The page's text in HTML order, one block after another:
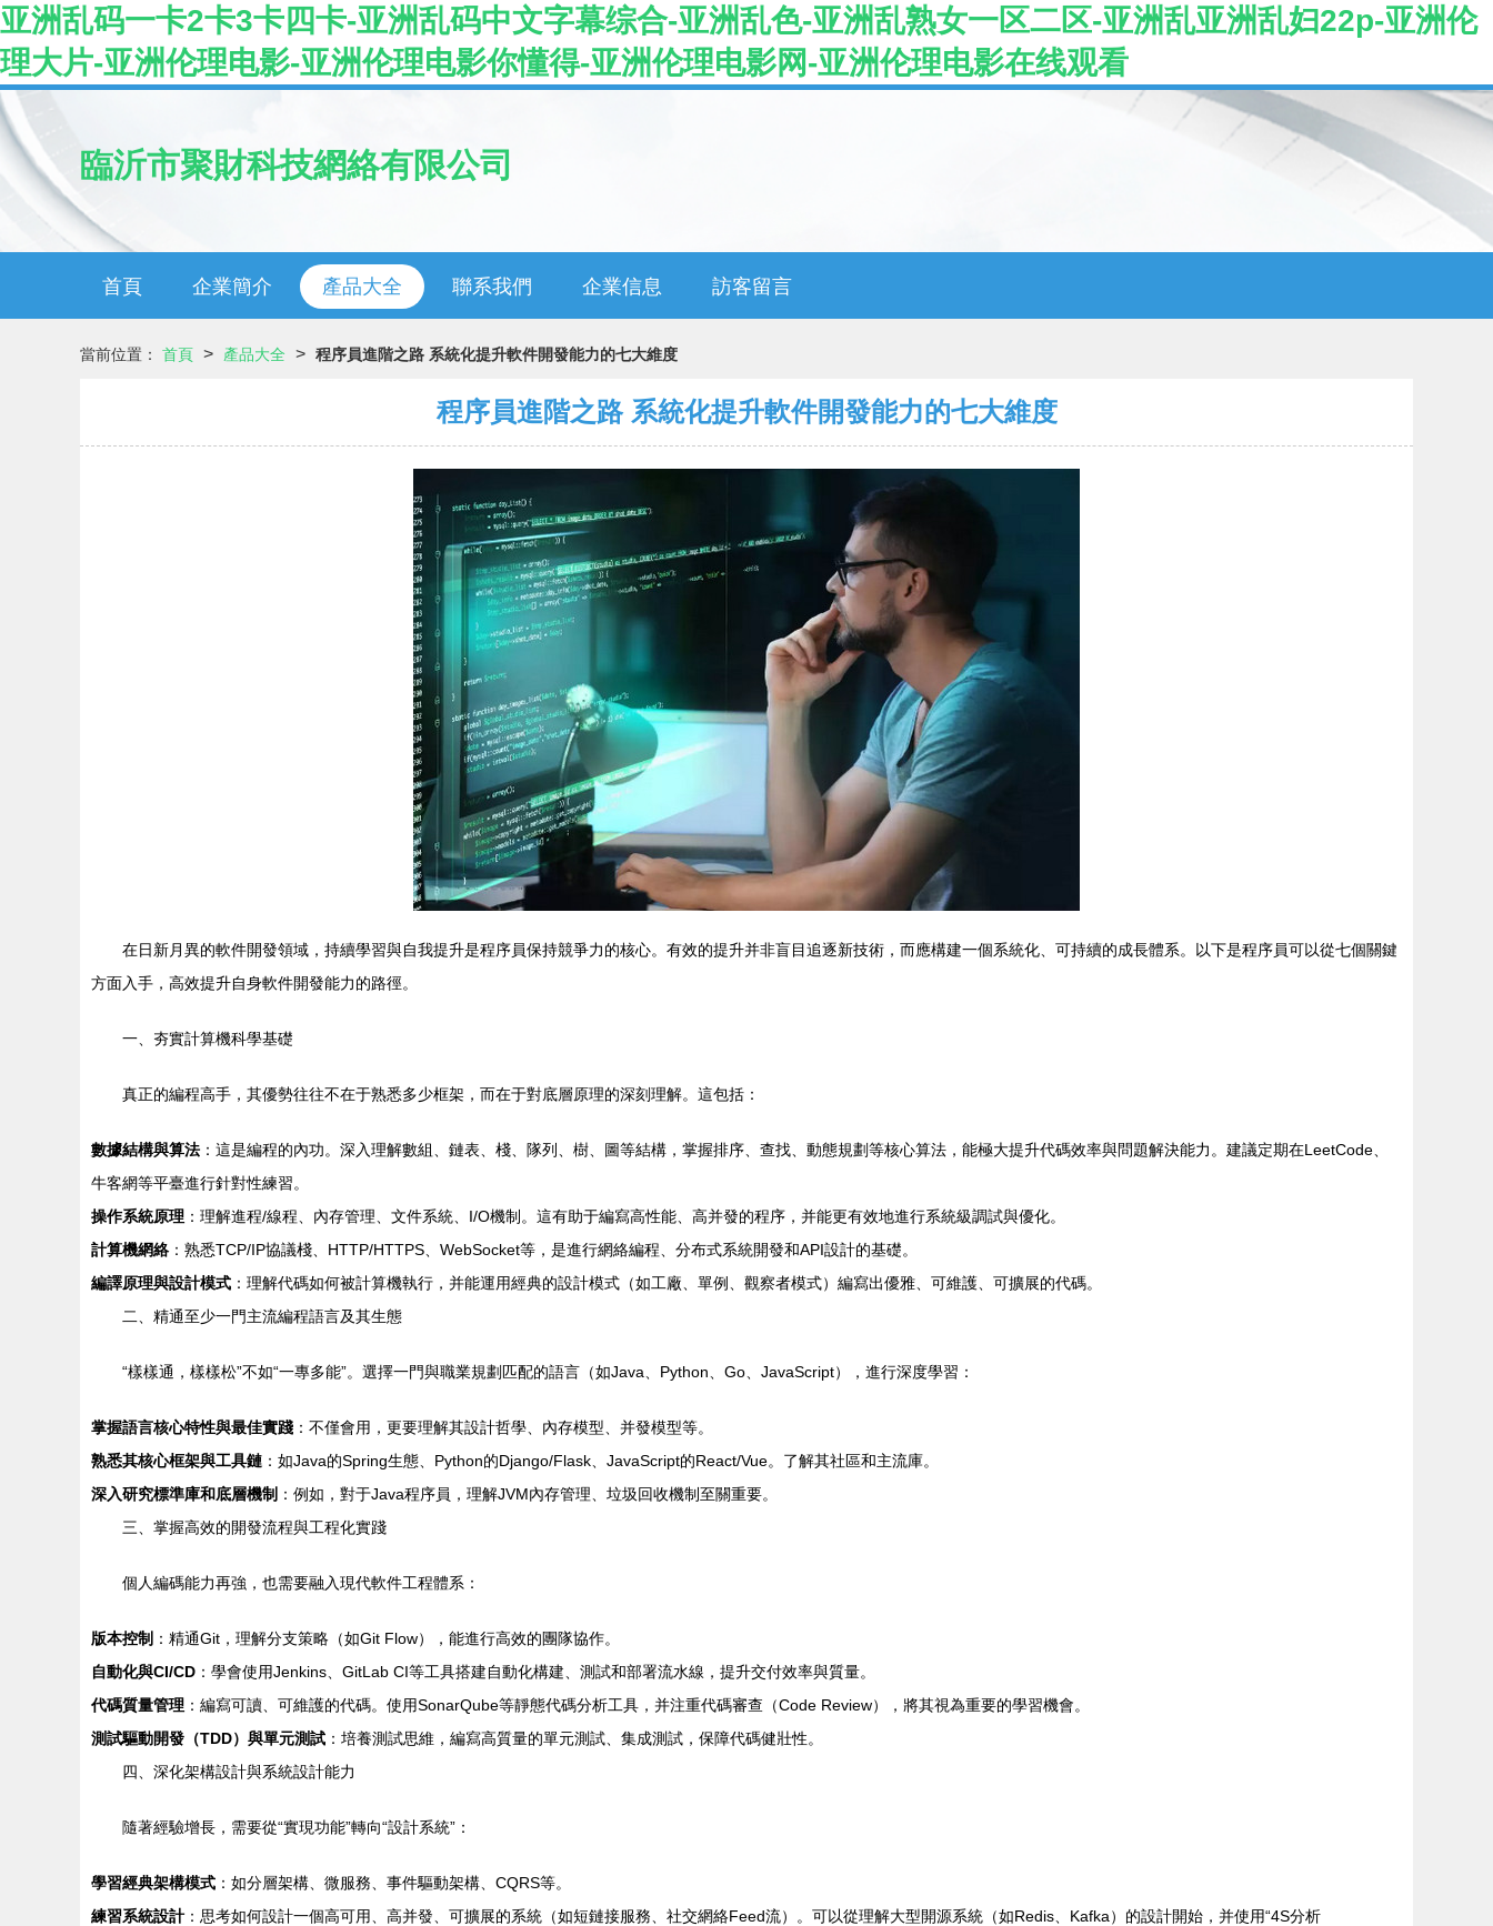
亚洲乱码一卡2卡3卡四卡-亚洲乱码中文字幕综合-亚洲乱色-亚洲乱熟女一区二区-亚洲乱亚洲乱妇22p-亚洲伦
理大片-亚洲伦理电影-亚洲伦理电影你懂得-亚洲伦理电影网-亚洲伦理电影在线观看
臨沂市聚財科技網絡有限公司
首頁 企業簡介 產品大全 聯系我們 企業信息 訪客留言
當前位置： 首頁 > 產品大全 > 程序員進階之路 系統化提升軟件開發能力的七大維度
程序員進階之路 系統化提升軟件開發能力的七大維度
在日新月異的軟件開發領域，持續學習與自我提升是程序員保持競爭力的核心。有效的提升并非盲目追逐新技術，而應構建一個系統化、可持續的成長體系。以下是程序員可以從七個關鍵
方面入手，高效提升自身軟件開發能力的路徑。
一、夯實計算機科學基礎
真正的編程高手，其優勢往往不在于熟悉多少框架，而在于對底層原理的深刻理解。這包括：
數據結構與算法 ：這是編程的內功。深入理解數組、鏈表、棧、隊列、樹、圖等結構，掌握排序、查找、動態規劃等核心算法，能極大提升代碼效率與問題解決能力。建議定期在LeetCode、
牛客網等平臺進行針對性練習。
操作系統原理 ：理解進程/線程、內存管理、文件系統、I/O機制。這有助于編寫高性能、高并發的程序，并能更有效地進行系統級調試與優化。
計算機網絡：熟悉TCP/IP協議棧、HTTP/HTTPS、WebSocket等，是進行網絡編程、分布式系統開發和API設計的基礎。
編譯原理與設計模式 ：理解代碼如何被計算機執行，并能運用經典的設計模式（如工廠、單例、觀察者模式）編寫出優雅、可維護、可擴展的代碼。
二、精通至少一門主流編程語言及其生態
“樣樣通，樣樣松”不如“一專多能”。選擇一門與職業規劃匹配的語言（如Java、Python、Go、JavaScript），進行深度學習：
掌握語言核心特性與最佳實踐 ：不僅會用，更要理解其設計哲學、內存模型、并發模型等。
熟悉其核心框架與工具鏈 ：如Java的Spring生態、Python的Django/Flask、JavaScript的React/Vue。了解其社區和主流庫。
深入研究標準庫和底層機制 ：例如，對于Java程序員，理解JVM內存管理、垃圾回收機制至關重要。
三、掌握高效的開發流程與工程化實踐
個人編碼能力再強，也需要融入現代軟件工程體系：
版本控制 ：精通Git，理解分支策略（如Git Flow），能進行高效的團隊協作。
自動化與CI/CD ：學會使用Jenkins、GitLab CI等工具搭建自動化構建、測試和部署流水線，提升交付效率與質量。
代碼質量管理 ：編寫可讀、可維護的代碼。使用SonarQube等靜態代碼分析工具，并注重代碼審查（Code Review），將其視為重要的學習機會。
測試驅動開發（TDD）與單元測試 ：培養測試思維，編寫高質量的單元測試、集成測試，保障代碼健壯性。
四、深化架構設計與系統設計能力
隨著經驗增長，需要從“實現功能”轉向“設計系統”：
學習經典架構模式 ：如分層架構、微服務、事件驅動架構、CQRS等。
練習系統設計：思考如何設計一個高可用、高并發、可擴展的系統（如短鏈接服務、社交網絡Feed流）。可以從理解大型開源系統（如Redis、Kafka）的設計開始，并使用“4S分析